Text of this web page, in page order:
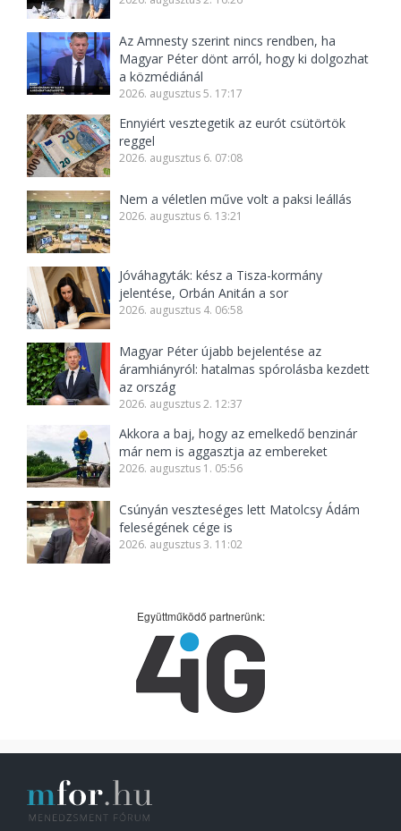
Az Amnesty szerint nincs rendben, ha
Magyar Péter dönt arról, hogy ki dolgozhat
a közmédiánál
2026. augusztus 5. 17:17
Ennyiért vesztegetik az eurót csütörtök
reggel
2026. augusztus 6. 07:08
Nem a véletlen műve volt a paksi leállás
2026. augusztus 6. 13:21
Jóváhagyták: kész a Tisza-kormány
jelentése, Orbán Anitán a sor
2026. augusztus 4. 06:58
Magyar Péter újabb bejelentése az
áramhiányról: hatalmas spórolásba kezdett
az ország
2026. augusztus 2. 12:37
Akkora a baj, hogy az emelkedő benzinár
már nem is aggasztja az embereket
2026. augusztus 1. 05:56
Csúnyán veszteséges lett Matolcsy Ádám
feleségének cége is
2026. augusztus 3. 11:02
Együttműködő partnerünk: